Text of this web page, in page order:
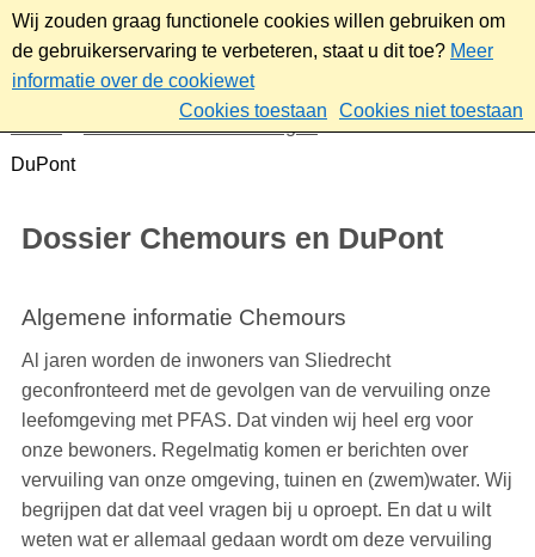
Wij zouden graag functionele cookies willen gebruiken om
de gebruikerservaring te verbeteren, staat u dit toe? Meer
informatie over de cookiewet
Cookies toestaan
Cookies niet toestaan
Nieuws & bekendmakingen
Dossier Chemours en
DuPont
Dossier Chemours en DuPont
Algemene informatie Chemours
Al jaren worden de inwoners van Sliedrecht
geconfronteerd met de gevolgen van de vervuiling onze
leefomgeving met PFAS. Dat vinden wij heel erg voor
onze bewoners. Regelmatig komen er berichten over
vervuiling van onze omgeving, tuinen en (zwem)water. Wij
begrijpen dat dat veel vragen bij u oproept. En dat u wilt
weten wat er allemaal gedaan wordt om deze vervuiling